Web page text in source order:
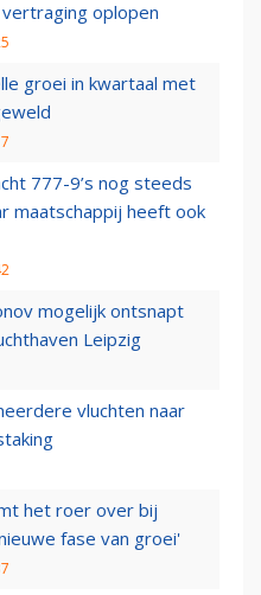
oplopen
groei in kwartaal met
777-9’s nog steeds
maatschappij heeft ook
mogelijk ontsnapt
Leipzig
vluchten naar
het roer over bij
fase van groei'